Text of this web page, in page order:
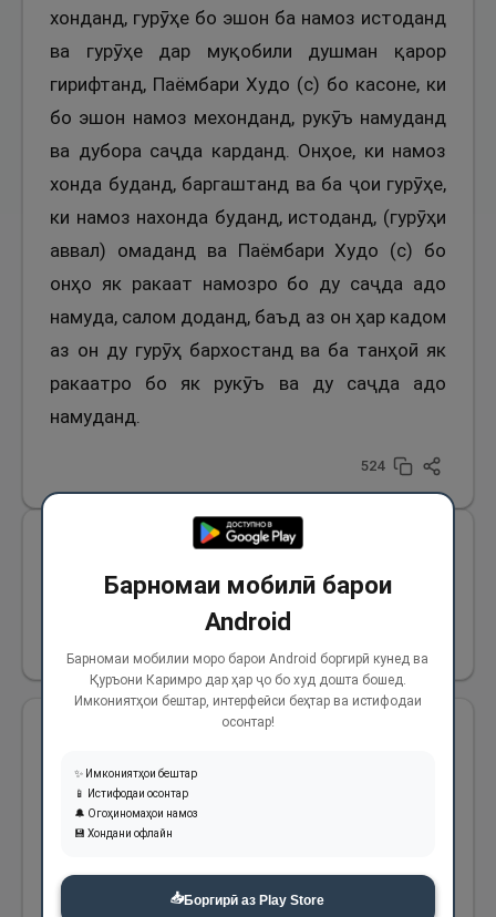
хонданд, гурӯҳе бо эшон ба намоз истоданд
ва гурӯҳе дар муқобили душман қарор
гирифтанд, Паёмбари Худо (с) бо касоне, ки
бо эшон намоз мехонданд, рукӯъ намуданд
ва дубора саҷда карданд. Онҳое, ки намоз
хонда буданд, баргаштанд ва ба ҷои гурӯҳе,
ки намоз нахонда буданд, истоданд, (гурӯҳи
аввал) омаданд ва Паёмбари Худо (с) бо
онҳо як ракаат намозро бо ду саҷда адо
намуда, салом доданд, баъд аз он ҳар кадом
аз он ду гурӯҳ бархостанд ва ба танҳоӣ як
ракаатро бо як рукӯъ ва ду саҷда адо
намуданд.
524
Адои намози хавф дар ҳолати
савора ва пиёда
дигаре омадааст, ки гуфт: Паёмбари Худо (с)
фармуданд: “Ва агар (тавре ва даргирӣ бо
душман) бештар аз ин буд (метавонанд)
истода ва ё савора намоз бихонанд."
Барномаи мобилӣ барои
Android
Барномаи мобилии моро барои Android боргирӣ кунед ва
Қуръони Каримро дар ҳар ҷо бо худ дошта бошед.
Имкониятҳои бештар, интерфейси беҳтар ва истифодаи
осонтар!
✨ Имкониятҳои бештар
📱 Истифодаи осонтар
🔔 Огоҳиномаҳои намоз
💾 Хондани офлайн
📥Боргирӣ аз Play Store